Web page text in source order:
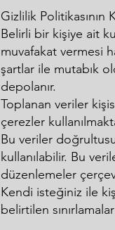
Gizlilik Politikasının
Belirli bir kişiye ait
muvafakat vermesi
şartlar ile mutabık
depolanır.
Toplanan veriler
çerezler
Bu veriler
kullanılabilir. Bu
düzenlemeler
Kendi isteğiniz ile
belirtilen